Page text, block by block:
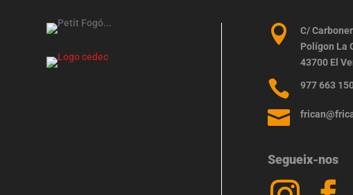

C/
Polígon La
43700 El
 977 663

Segueix-nos